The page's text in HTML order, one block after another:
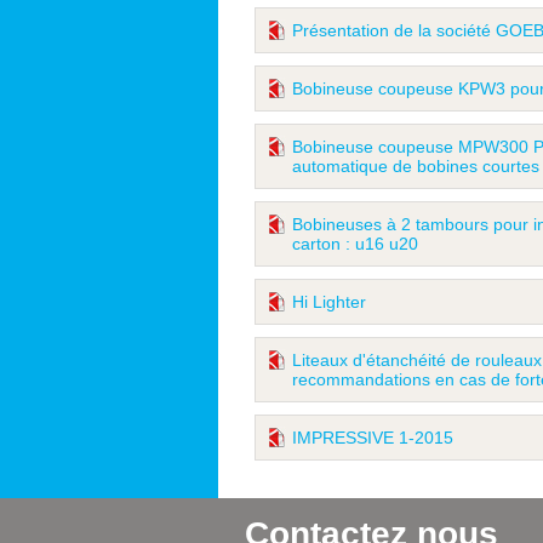
Présentation de la société
Bobineuse coupeuse KPW3
Bobineuse coupeuse MPW300
automatique de bobines courtes
Bobineuses à 2 tambours pour
carton : u16 u20
Hi Lighter
Liteaux d'étanchéité de
recommandations en cas de
IMPRESSIVE 1-2015
Contactez nous